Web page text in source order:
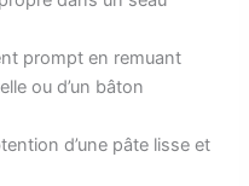
prompt en remuant
ou d’un bâton
d’une pâte lisse et